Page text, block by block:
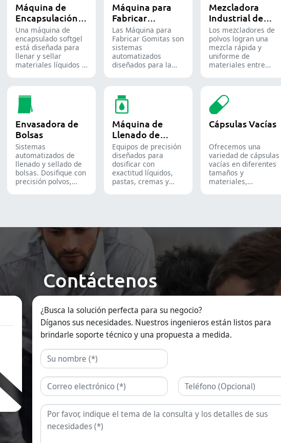
Máquina de
Encapsulación
de Softgel
Una máquina de
encapsulado softgel
está diseñada para
llenar y sellar
materiales líquidos o
Máquina para
Fabricar
Gomitas
Las Máquina para
Fabricar Gomitas son
sistemas
automatizados
diseñados para la
tanto a la industria
de la confitería como
a la farmacéutica.
Mezcladora
Industrial de
Polvos
Los mezcladores de
polvos logran una
mezcla rápida y
uniforme de
materiales entre
farmacéutica,
alimentaria y
química.
Envasadora de
Bolsas
Sistemas
automatizados de
llenado y sellado de
bolsas. Dosifique con
precisión polvos,
nutracéutico y
alimentario.
Máquina de
Llenado de
Líquidos
Equipos de precisión
diseñados para
dosificar con
exactitud líquidos,
pastas, cremas y
Cápsulas Vacías
Ofrecemos una
variedad de cápsulas
vacías en diferentes
tamaños y
materiales,
farmacéutica, de
suplementos
nutricionales y de
funcionales.
Disponemos de
soluciones de
liberación inmediata,
prolongada.
Contáctenos
¿Busca la solución perfecta para su negocio?
Díganos sus necesidades. Nuestros ingenieros están listos para
brindarle soporte técnico y una propuesta a medida.
Nombre
Correo electrónico Teléfono
Consulta